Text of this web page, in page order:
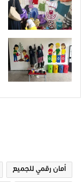
أمان رقمي للجميع